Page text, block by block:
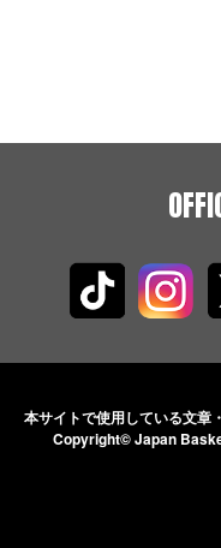
本サイトで使用している文章
Copyright© Japan